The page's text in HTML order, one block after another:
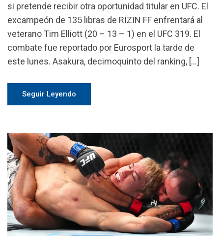
si pretende recibir otra oportunidad titular en UFC. El
excampeón de 135 libras de RIZIN FF enfrentará al
veterano Tim Elliott (20 – 13 – 1) en el UFC 319. El
combate fue reportado por Eurosport la tarde de
este lunes. Asakura, decimoquinto del ranking, […]
Seguir Leyendo